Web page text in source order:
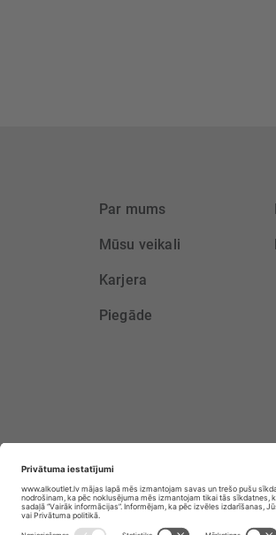
Par mums
Mūsu veikali
Karjera
Piegāde